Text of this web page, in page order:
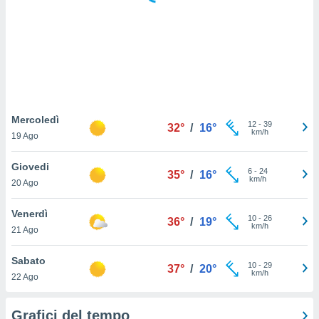
per
utilizzati
il
o
Mercoledì
19 Ago
32° / 16° 12- 39
km/h
Giovedi
20 Ago
35° / 16° 6- 24
km/h
Venerdì
21 Ago
36° / 19° 10- 26
km/h
Sabato
22 Ago
37° / 20° 10- 29
km/h
Grafici del tempo